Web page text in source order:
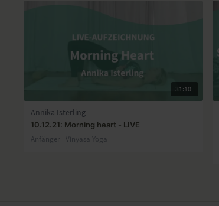
31:10
Annika Isterling
10.12.21: Morning heart - LIVE
Anfänger | Vinyasa Yoga